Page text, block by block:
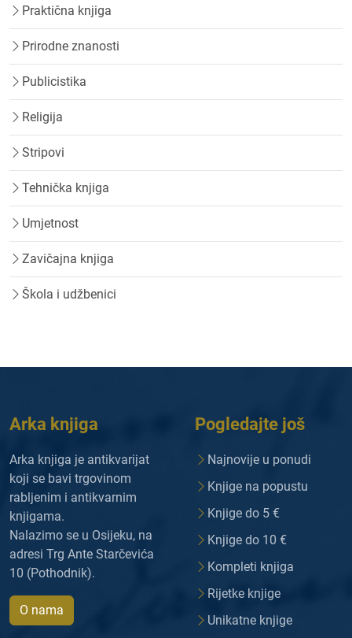
Praktična knjiga
Prirodne znanosti
Publicistika
Religija
Stripovi
Tehnička knjiga
Umjetnost
Zavičajna knjiga
Škola i udžbenici
Arka knjiga
Arka knjiga je antikvarijat
koji se bavi trgovinom
rabljenim i antikvarnim
knjigama.
Nalazimo se u Osijeku, na
adresi Trg Ante Starčevića
10 (Pothodnik).
O nama
Pogledajte još
Najnovije u ponudi
Knjige na popustu
Knjige do 5 €
Knjige do 10 €
Kompleti knjiga
Rijetke knjige
Unikatne knjige